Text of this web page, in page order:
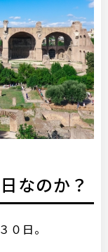
なのか？
０日。